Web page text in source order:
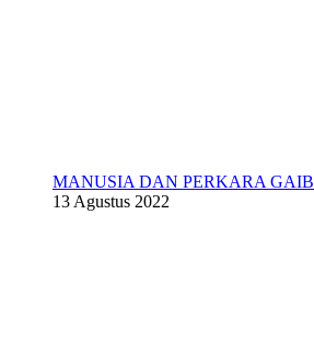
MANUSIA DAN PERKARA GAIB
13 Agustus 2022